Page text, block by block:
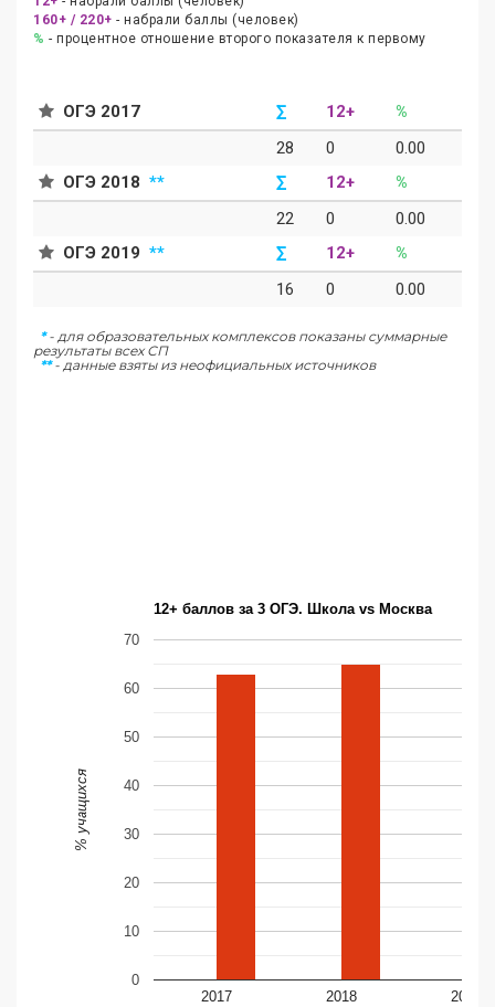
160+ / 220+ - набрали баллы (человек)
% - процентное отношение второго показателя к первому
ОГЭ 2017 ∑ 12+
%
28
0
0.00
ОГЭ 2018 ** ∑ 12+
%
22
0
0.00
ОГЭ 2019 ** ∑ 12+
%
16
0 0.00
*- для образовательных комплексов показаны суммарные
результаты всех СП
**- данные взяты из неофициальных источников
12+ баллов за 3 ОГЭ. Школа vs Москва
2017 2018 2019
0
10
20
30
40
50
60
70
% учащихся